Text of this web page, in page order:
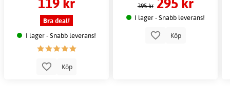
Bra deal!
I lager - Snabb leverans!
Köp
395 kr
I lager - Snabb leverans!
Köp